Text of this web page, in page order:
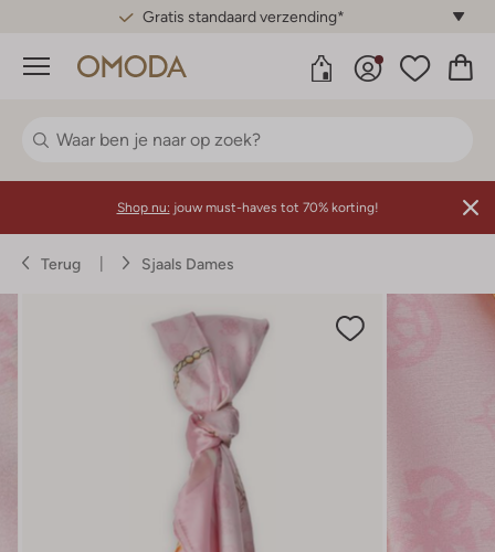
Gratis standaard verzending*
Menu
Shop nu: jouw must-haves tot 70% korting!
Terug Sjaals Dames